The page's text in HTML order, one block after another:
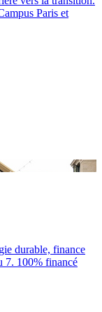
Paris et
durable, finance
7. 100% financé